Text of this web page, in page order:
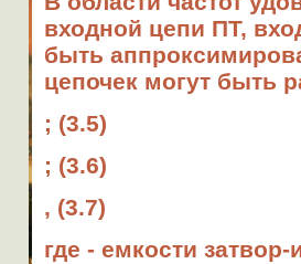
входной цепи ПТ,
быть
цепочек могут быть
; (3.5)
; (3.6)
, (3.7)
где - емкости затвор-